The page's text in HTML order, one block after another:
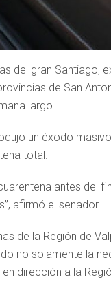
del gran Santiago,
de San
largo.
un éxodo
total.
antes del
afirmó el senador.
de la Región de
no solamente la
dirección a la